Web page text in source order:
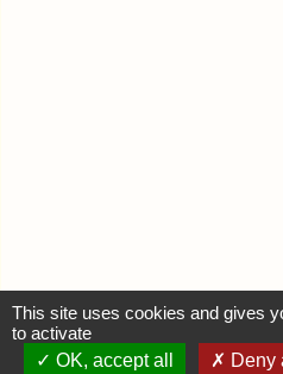
This site uses cookies and gives
to activate
OK, accept all
Deny